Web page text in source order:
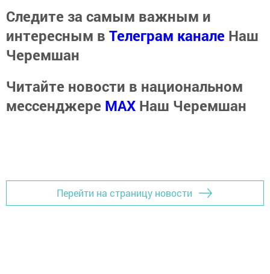
Следите за самым важным и
интересным в Телеграм канале Наш
Черемшан
Читайте новости в национальном
мессенджере MАХ Наш Черемшан
Перейти на страницу новости